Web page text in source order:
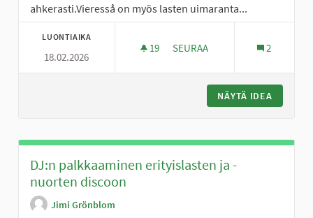
ahkerasti.Vieresså on myös lasten uimaranta...
LUONTIAIKA
18.02.2026
19 19 SEURAAJAA
SEURAA 2
NÄYTÄ IDEA
DJ:n palkkaaminen erityislasten ja -
nuorten discoon
Jimi Grönblom